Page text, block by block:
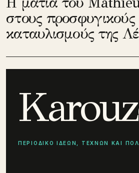
στους προσφυγικούς
καταυλισμούς της
ΠΕΡΙΟΔΙΚΟ ΙΔΕΩΝ, ΤΕΧΝΩΝ ΚΑΙ